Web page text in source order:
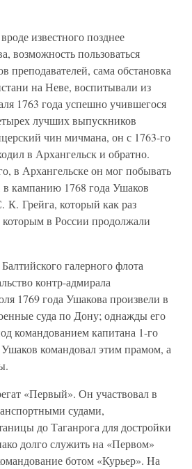
известного позднее
возможность пользоваться
преподавателей, сама обстановка
на Неве, воспитывали из
1763 года успешно учившегося
лучших выпускников
чин мичмана, он с 1763-го
в Архангельск и обратно.
в Архангельске он мог побывать
кампанию 1768 года Ушаков
К. Грейга, который как раз
в России продолжали
галерного флота
контр-адмирала
1769 года Ушакова произвели в
суда по Дону; однажды его
командованием капитана 1-го
командовал этим прамом, а
«Первый». Он участвовал в
судами,
до Таганрога для достройки
долго служить на «Первом»
ботом «Курьер». На